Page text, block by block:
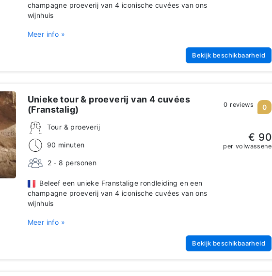
champagne proeverij van 4 iconische cuvées van ons
wijnhuis
Meer info »
Bekijk beschikbaarheid
Unieke tour & proeverij van 4 cuvées
(Franstalig)
Tour & proeverij
90 minuten
2 - 8 personen
Beleef een unieke Franstalige rondleiding en een
champagne proeverij van 4 iconische cuvées van ons
wijnhuis
Meer info »
0
0 reviews
€ 90
per volwassene
Bekijk beschikbaarheid